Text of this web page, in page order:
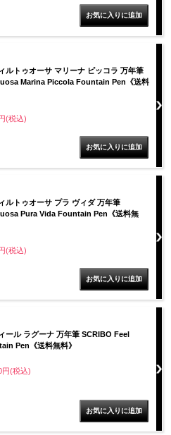
ルトゥオーサ マリーナ ピッコラ 万年筆
Marina Piccola Fountain Pen《送料
(税込)
ルトゥオーサ プラ ヴィダ 万年筆
Pura Vida Fountain Pen《送料無
(税込)
ール ラグーナ 万年筆 SCRIBO Feel
Pen《送料無料》
円(税込)